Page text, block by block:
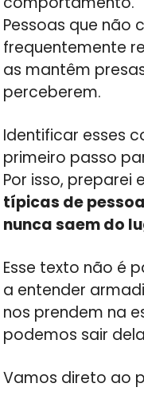
Pessoas que não
frequentemente
as mantêm
perceberem.
Identificar esses
primeiro passo
Por isso, preparei
típicas de
nunca saem do
Esse texto não é
a entender
nos prendem na
podemos sair
Vamos direto ao